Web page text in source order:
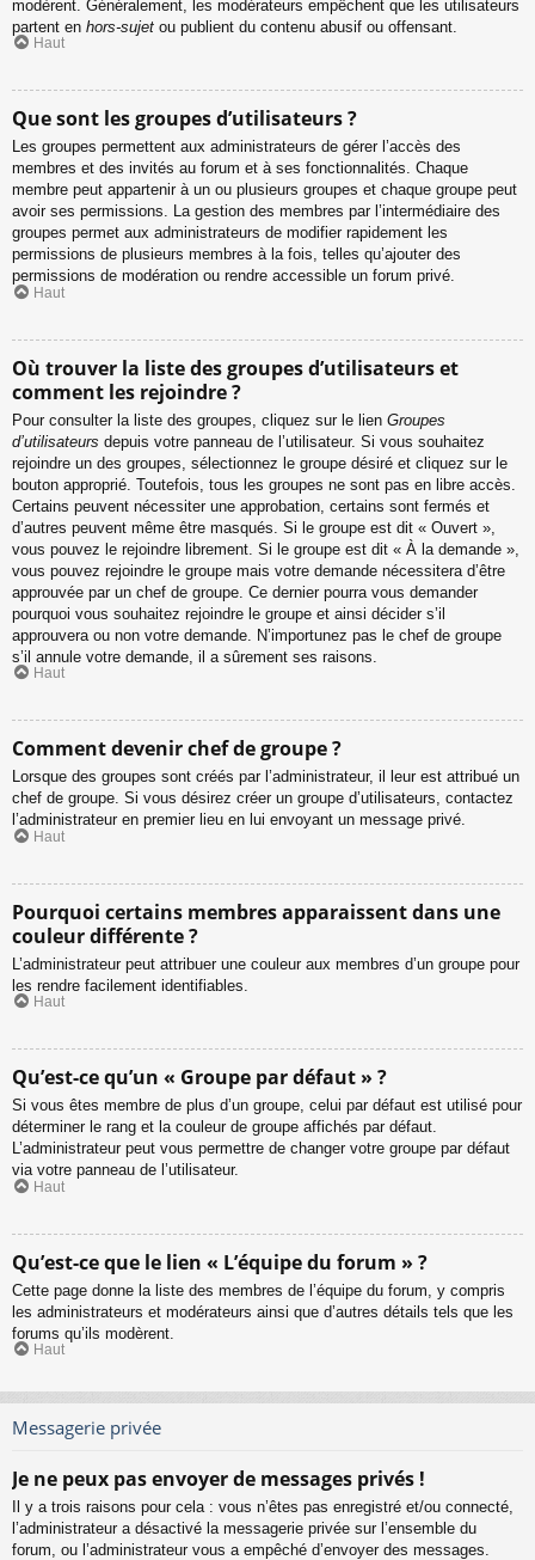
modèrent. Généralement, les modérateurs empêchent que les utilisateurs
partent en hors-sujet ou publient du contenu abusif ou offensant.
Haut
Que sont les groupes d’utilisateurs ?
Les groupes permettent aux administrateurs de gérer l’accès des
membres et des invités au forum et à ses fonctionnalités. Chaque
membre peut appartenir à un ou plusieurs groupes et chaque groupe peut
avoir ses permissions. La gestion des membres par l’intermédiaire des
groupes permet aux administrateurs de modifier rapidement les
permissions de plusieurs membres à la fois, telles qu’ajouter des
permissions de modération ou rendre accessible un forum privé.
Haut
Où trouver la liste des groupes d’utilisateurs et
comment les rejoindre ?
Pour consulter la liste des groupes, cliquez sur le lien Groupes
d’utilisateurs depuis votre panneau de l’utilisateur. Si vous souhaitez
rejoindre un des groupes, sélectionnez le groupe désiré et cliquez sur le
bouton approprié. Toutefois, tous les groupes ne sont pas en libre accès.
Certains peuvent nécessiter une approbation, certains sont fermés et
d’autres peuvent même être masqués. Si le groupe est dit « Ouvert »,
vous pouvez le rejoindre librement. Si le groupe est dit « À la demande »,
vous pouvez rejoindre le groupe mais votre demande nécessitera d’être
approuvée par un chef de groupe. Ce dernier pourra vous demander
pourquoi vous souhaitez rejoindre le groupe et ainsi décider s’il
approuvera ou non votre demande. N’importunez pas le chef de groupe
s’il annule votre demande, il a sûrement ses raisons.
Haut
Comment devenir chef de groupe ?
Lorsque des groupes sont créés par l’administrateur, il leur est attribué un
chef de groupe. Si vous désirez créer un groupe d’utilisateurs, contactez
l’administrateur en premier lieu en lui envoyant un message privé.
Haut
Pourquoi certains membres apparaissent dans une
couleur différente ?
L’administrateur peut attribuer une couleur aux membres d’un groupe pour
les rendre facilement identifiables.
Haut
Qu’est-ce qu’un « Groupe par défaut » ?
Si vous êtes membre de plus d’un groupe, celui par défaut est utilisé pour
déterminer le rang et la couleur de groupe affichés par défaut.
L’administrateur peut vous permettre de changer votre groupe par défaut
via votre panneau de l’utilisateur.
Haut
Qu’est-ce que le lien « L’équipe du forum » ?
Cette page donne la liste des membres de l’équipe du forum, y compris
les administrateurs et modérateurs ainsi que d’autres détails tels que les
forums qu’ils modèrent.
Haut
Messagerie privée
Je ne peux pas envoyer de messages privés !
Il y a trois raisons pour cela : vous n’êtes pas enregistré et/ou connecté,
l’administrateur a désactivé la messagerie privée sur l’ensemble du
forum, ou l’administrateur vous a empêché d’envoyer des messages.